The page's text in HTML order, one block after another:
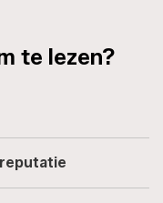
te lezen?